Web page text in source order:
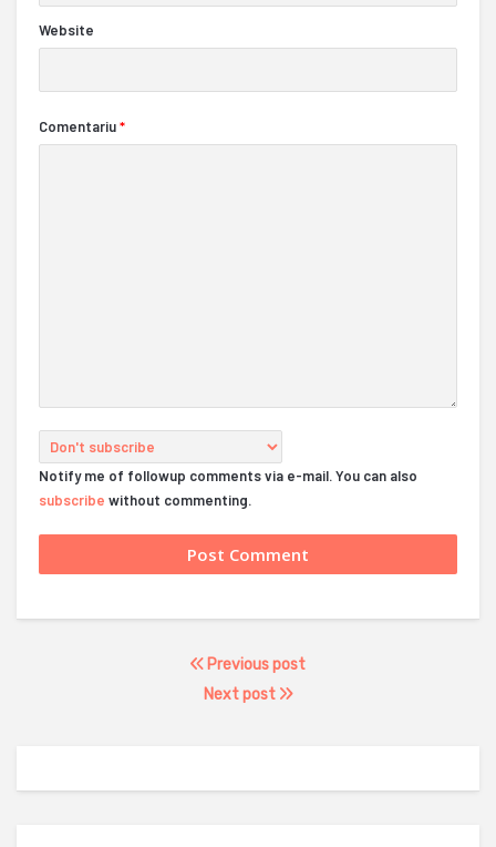
Website
Comentariu*
Notify me of followup comments via e-mail. You can also
subscribe without commenting.
Previous post
Next post